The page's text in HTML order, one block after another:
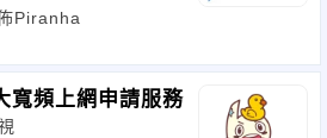
Piranha
寬頻上網申請服務